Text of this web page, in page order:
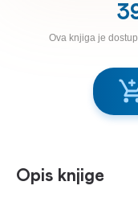
Ova knjiga je
Opis knjige